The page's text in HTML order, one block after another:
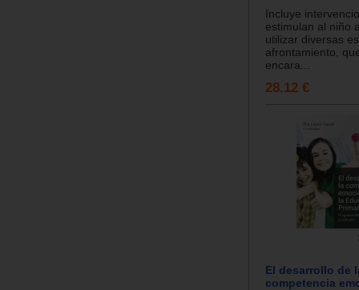
Incluye
estimulan al niño
utilizar diversas
afrontamiento,
encara...
28.12 €
El desarrollo de
competencia